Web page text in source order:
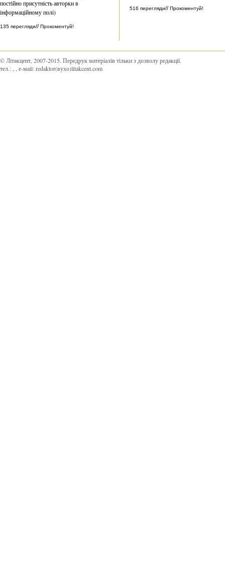
постійно присутність авторки в
інформаційному полі)
135 перегляди// Прокоментуй!
516 перегляди// Прокоментуй!
© Літакцент, 2007-2015. Передрук матеріалів тільки з дозволу редакції.
тел.:
, е-маіl:redaktor(вухо)litakcent.com